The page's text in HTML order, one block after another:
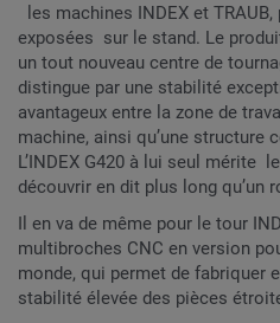
les machines INDEX et
exposées sur le stand. Le
un tout nouveau centre de
distingue par une stabilité
avantageux entre la zone de
machine, ainsi qu’une structure
L’INDEX G420 à lui seul mérite
découvrir en dit plus long qu’un
Il en va de même pour le tour
multibroches CNC en version
monde, qui permet de fabriquer
stabilité élevée des pièces